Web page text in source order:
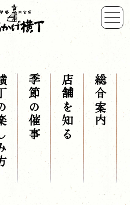
総合案内
店舗を知る
季節の催事
方